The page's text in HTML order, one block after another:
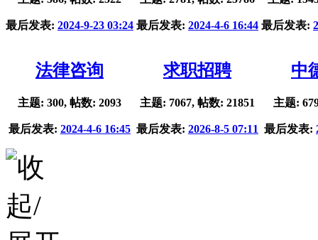
最后发表: 2024-9-23 03:24 最后发表: 2024-4-6 16:44 最后发表:
法律咨询
主题: 300, 帖数: 2093
最后发表: 2024-4-6 16:45
求职招聘
主题: 7067, 帖数: 21851
最后发表: 2026-8-5 07:11
中
主题:
最后发表: